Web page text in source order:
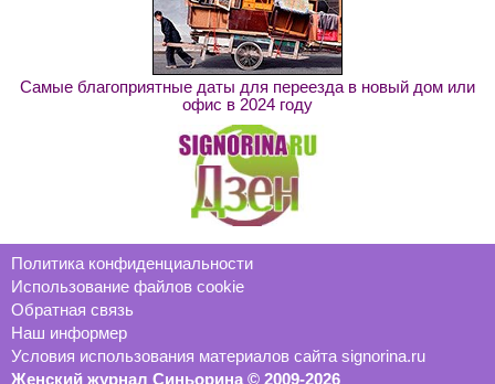
Самые благоприятные даты для переезда в новый дом или
офис в 2024 году
Политика конфиденциальности
Использование файлов cookie
Обратная связь
Наш информер
Условия использования материалов сайта signorina.ru
Женский журнал Синьорина © 2009-2026